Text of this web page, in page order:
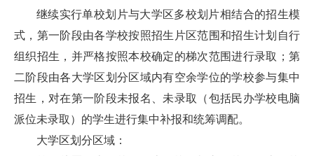
继续实行单校划片与大学区多校划片相结合的招生模
式，第一阶段由各学校按照招生片区范围和招生计划自行
组织招生，并严格按照本校确定的梯次范围进行录取；第
二阶段由各大学区划分区域内有空余学位的学校参与集中
招生，对在第一阶段未报名、未录取（包括民办学校电脑
派位未录取）的学生进行集中补报和统筹调配。
大学区划分区域：